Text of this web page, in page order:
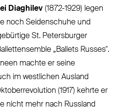
Diaghilev (1872-1929) legen
noch Seidenschuhe und
St. Petersburger
„Ballets Russes“.
machte er seine
im westlichen Ausland
(1917) kehrte er
nicht mehr nach Russland